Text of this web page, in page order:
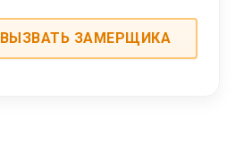
ВЫЗВАТЬ ЗАМЕРЩИКА